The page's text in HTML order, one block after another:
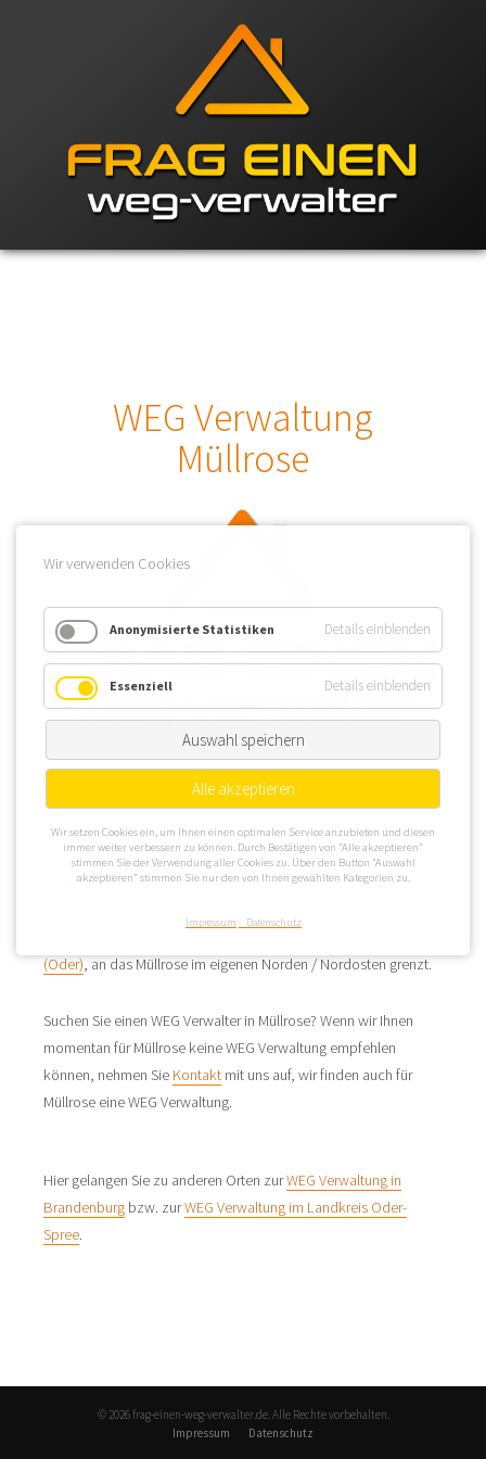
WEG Verwaltung
Müllrose
Die amtsangehörige Stadt Müllrose befindet sich am Nordrand
des Landkreises Oder-Spree. Mit knapp 5.000 Einwohnern ein
überschaubarer Standort für eine WEG Verwaltung. Müllrose hat
gute Lagen für Immobilien, wie die am Kleinen und Großen
(Oder), an das Müllrose im eigenen Norden / Nordosten grenzt.
Suchen Sie einen WEG Verwalter in Müllrose? Wenn wir Ihnen
momentan für Müllrose keine WEG Verwaltung empfehlen
können, nehmen Sie Kontakt mit uns auf, wir finden auch für
Müllrose eine WEG Verwaltung.
Hier gelangen Sie zu anderen Orten zurWEG Verwaltung in
Brandenburg bzw. zurWEG Verwaltung im Landkreis Oder-
Spree.
© 2026 frag-einen-weg-verwalter.de. Alle Rechte vorbehalten.
Impressum
Datenschutz
Wir verwenden Cookies
Anonymisierte Statistiken Details einblenden
Essenziell Details einblenden
Auswahl speichern
Alle akzeptieren
Wir setzen Cookies ein, um Ihnen einen optimalen Service anzubieten und diesen
immer weiter verbessern zu können. Durch Bestätigen von “Alle akzeptieren”
stimmen Sie der Verwendung aller Cookies zu. Über den Button “Auswahl
akzeptieren” stimmen Sie nur den von Ihnen gewählten Kategorien zu.
Impressum Datenschutz